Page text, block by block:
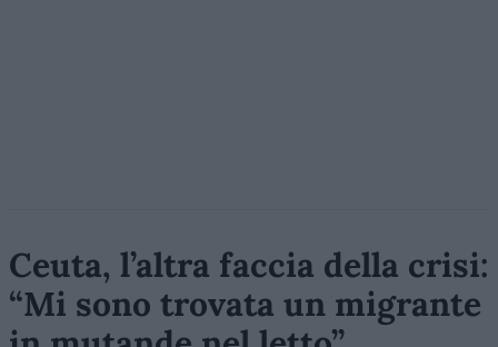
Ceuta, l’altra faccia della crisi:
“Mi sono trovata un migrante